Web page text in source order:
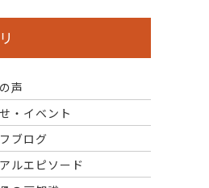
声
・イベント
ブログ
ルエピソード